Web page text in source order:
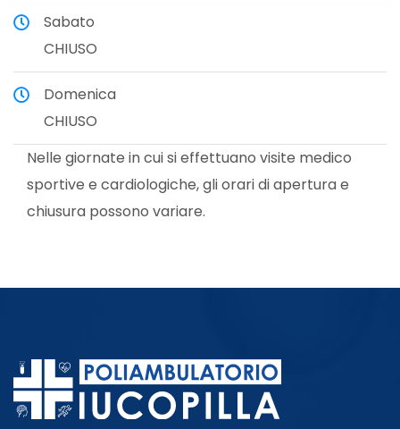
Sabato
CHIUSO
Domenica
CHIUSO
Nelle giornate in cui si effettuano visite medico
sportive e cardiologiche, gli orari di apertura e
chiusura possono variare.